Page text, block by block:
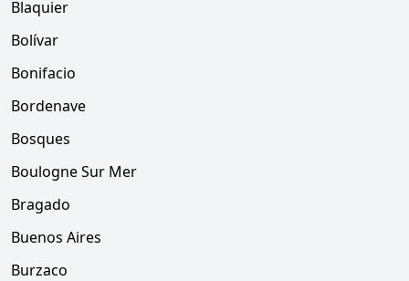
Blaquier
Bolívar
Bonifacio
Bordenave
Bosques
Boulogne Sur Mer
Bragado
Buenos Aires
Burzaco